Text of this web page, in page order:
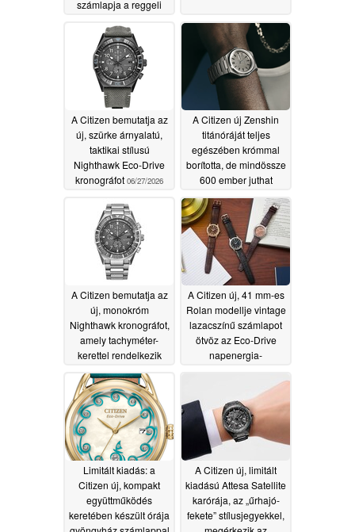
számlapja a reggeli
papírból készült
07/03/2026
A Citizen bemutatja az
új, szürke árnyalatú,
taktikai stílusú
Nighthawk Eco-Drive
kronográfot 06/27/2026
A Citizen új Zenshin
titánóráját teljes
egészében krómmal
borította, de mindössze
600 ember juthat
06/26/2026
A Citizen bemutatja az
új, monokróm
Nighthawk kronográfot,
amely tachyméter-
kerettel rendelkezik
06/18/2026
A Citizen új, 41 mm-es
Rolan modellje vintage
lazacszínű számlapot
ötvöz az Eco-Drive
napenergia-
Limitált kiadás: a
Citizen új, kompakt
együttműködés
keretében készült órája
A Citizen új, limitált
kiadású Attesa Satellite
karórája, az „űrhajó-
fekete” stílusjegyekkel,